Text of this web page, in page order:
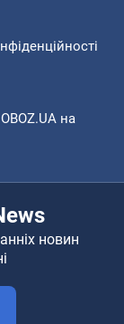
на
новин